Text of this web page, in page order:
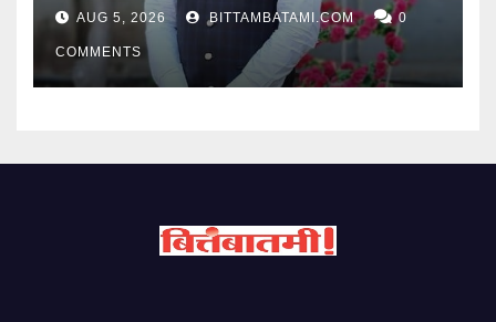
AUG 5, 2026 BITTAMBATAMI.COM 0
COMMENTS